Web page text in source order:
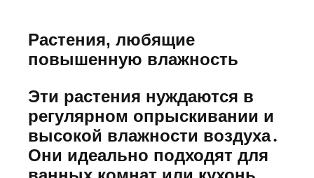
Растения, любящие
повышенную влажность
Эти растения нуждаются в
регулярном опрыскивании и
высокой влажности воздуха․
Они идеально подходят для